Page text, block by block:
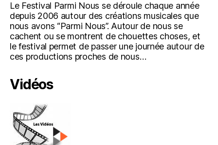
Le Festival Parmi Nous se déroule chaque année
depuis 2006 autour des créations musicales que
nous avons “Parmi Nous”. Autour de nous se
cachent ou se montrent de chouettes choses, et
le festival permet de passer une journée autour de
ces productions proches de nous…
Vidéos